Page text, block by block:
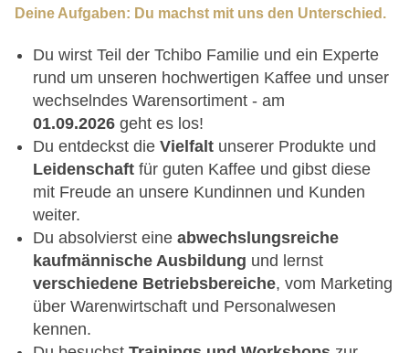
Deine Aufgaben: Du machst mit uns den Unterschied.
Du wirst Teil der Tchibo Familie und ein Experte
rund um unseren hochwertigen Kaffee und unser
wechselndes Warensortiment - am
01.09.2026 geht es los!
Du entdeckst die Vielfalt unserer Produkte und
Leidenschaft für guten Kaffee und gibst diese
mit Freude an unsere Kundinnen und Kunden
weiter.
Du absolvierst eine abwechslungsreiche
kaufmännische Ausbildung und lernst
verschiedene Betriebsbereiche, vom Marketing
über Warenwirtschaft und Personalwesen
kennen.